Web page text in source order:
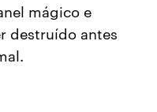
mágico e
destruído antes